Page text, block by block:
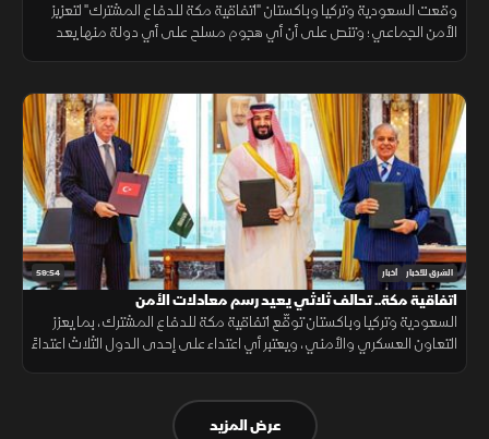
وقعت السعودية وتركيا وباكستان "اتفاقية مكة للدفاع المشترك" لتعزيز
الأمن الجماعي؛ وتنص على أن أي هجوم مسلح على أي دولة منها يعد
59:54 الشرق للأخبار أخبار
اتفاقية مكة.. تحالف ثلاثي يعيد رسم معادلات الأمن
السعودية وتركيا وباكستان توقّع اتفاقية مكة للدفاع المشترك، بما يعزز
التعاون العسكري والأمني، ويعتبر أي اعتداء على إحدى الدول الثلاث اعتداءً
عرض المزيد